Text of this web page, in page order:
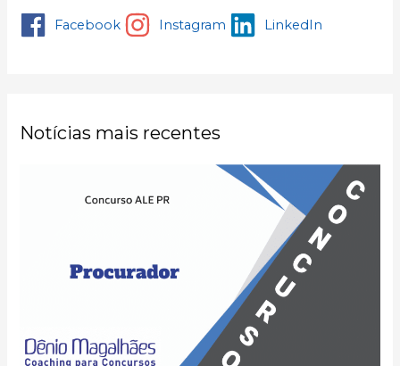
Facebook Instagram LinkedIn
Notícias mais recentes